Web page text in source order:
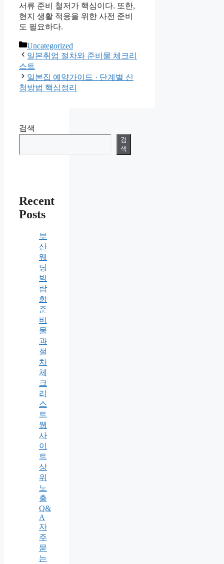
서류 준비 철저가 핵심이다. 또한,
현지 생활 적응을 위한 사전 준비
도 필요하다.
카
테
고
리
Uncategorized
일본취업 절차와 준비물 체크리
스트
일본집 예약가이드 · 단계별 신
청방법 핵심정리
검색
검
색
Recent
Posts
부
산
웨
딩
박
람
회
준
비
물
과
절
차
체
크
리
스
트
웹
사
이
트
상
위
노
출
Q&
A
자
주
묻
는